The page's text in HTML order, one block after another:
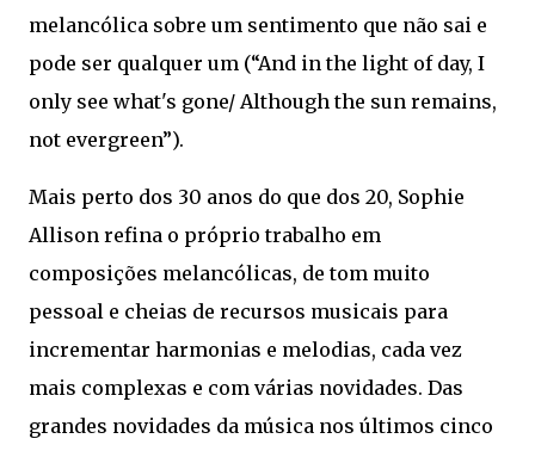
melancólica sobre um sentimento que não sai e
pode ser qualquer um (“And in the light of day, I
only see what's gone/ Although the sun remains,
not evergreen”).
Mais perto dos 30 anos do que dos 20, Sophie
Allison refina o próprio trabalho em
composições melancólicas, de tom muito
pessoal e cheias de recursos musicais para
incrementar harmonias e melodias, cada vez
mais complexas e com várias novidades. Das
grandes novidades da música nos últimos cinco